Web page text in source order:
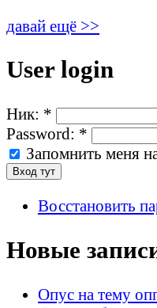
давай ещё >>
User login
Ник: *
Password: *
Запомнить меня
Восстановить
Новые
Опус на тему